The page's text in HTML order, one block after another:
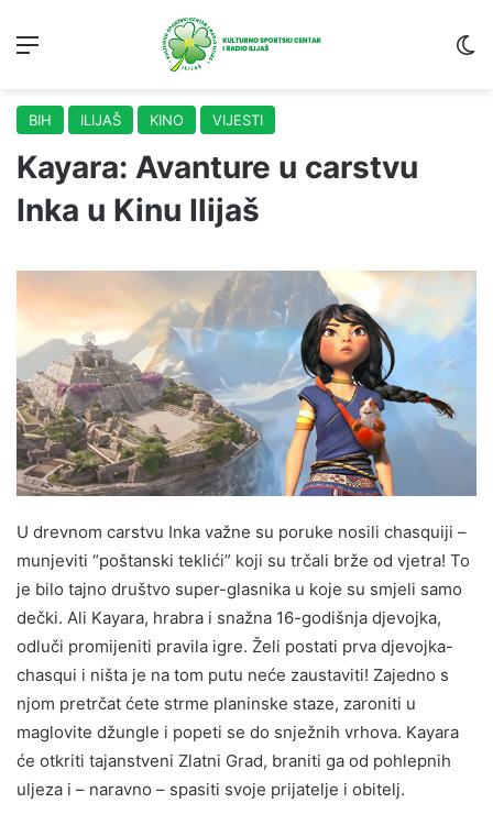
BIH ILIJAŠ KINO VIJESTI
Kayara: Avanture u carstvu
Inka u Kinu Ilijaš
U drevnom carstvu Inka važne su poruke nosili chasquiji –
munjeviti “poštanski teklići” koji su trčali brže od vjetra! To
je bilo tajno društvo super-glasnika u koje su smjeli samo
dečki. Ali Kayara, hrabra i snažna 16-godišnja djevojka,
odluči promijeniti pravila igre. Želi postati prva djevojka-
chasqui i ništa je na tom putu neće zaustaviti! Zajedno s
njom pretrčat ćete strme planinske staze, zaroniti u
maglovite džungle i popeti se do snježnih vrhova. Kayara
će otkriti tajanstveni Zlatni Grad, braniti ga od pohlepnih
uljeza i – naravno – spasiti svoje prijatelje i obitelj.